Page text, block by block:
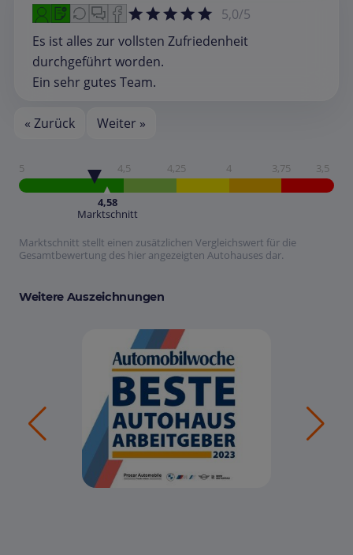
5,0/5
Es ist alles zur vollsten Zufriedenheit
durchgeführt worden.
Ein sehr gutes Team.
« Zurück Weiter »
5 4,5 4,25 4 3,75 3,5
4,58
Marktschnitt
Marktschnitt stellt einen zusätzlichen Vergleichswert für die
Gesamtbewertung des hier angezeigten Autohauses dar.
Weitere Auszeichnungen